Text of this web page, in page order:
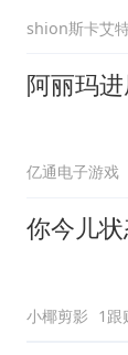
shion斯卡艾
阿丽玛
亿通电子游戏
你今儿
小椰剪影 1跟